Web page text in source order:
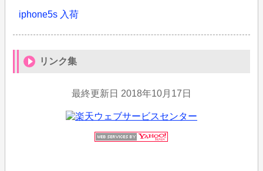
iphone5s 入荷
リンク集
最終更新日 2018年10月17日